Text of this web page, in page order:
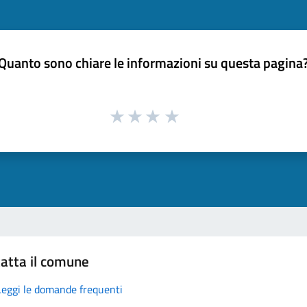
sono chiare le informazioni su questa
il comune
le domande frequenti